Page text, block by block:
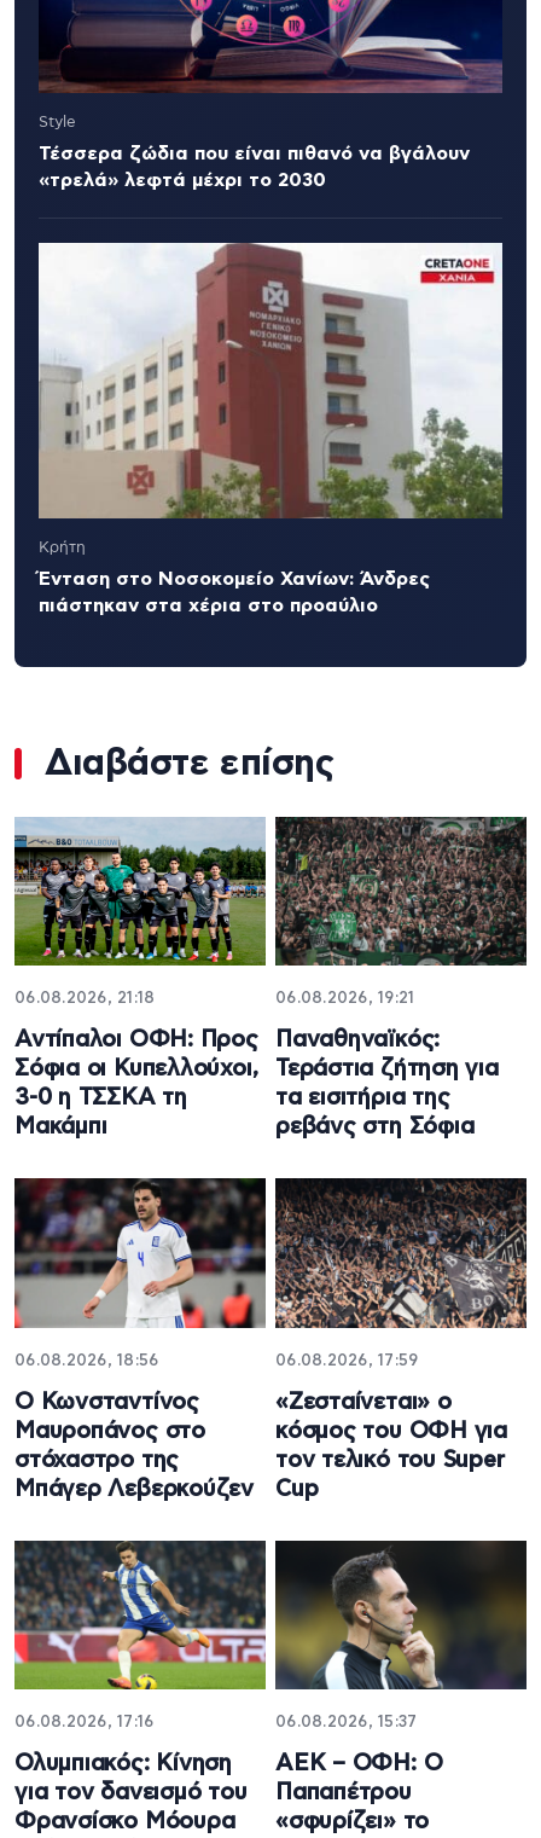
Style
Τέσσερα ζώδια που είναι πιθανό να βγάλουν
«τρελά» λεφτά μέχρι το 2030
Κρήτη
Ένταση στο Νοσοκομείο Χανίων: Άνδρες
πιάστηκαν στα χέρια στο προαύλιο
Διαβάστε επίσης
06.08.2026, 21:18
Αντίπαλοι ΟΦΗ: Προς
Σόφια οι Κυπελλούχοι,
3-0 η ΤΣΣΚΑ τη
Μακάμπι
06.08.2026, 19:21
Παναθηναϊκός:
Τεράστια ζήτηση για
τα εισιτήρια της
ρεβάνς στη Σόφια
06.08.2026, 18:56
Ο Κωνσταντίνος
Μαυροπάνος στο
στόχαστρο της
Μπάγερ Λεβερκούζεν
06.08.2026, 17:59
«Ζεσταίνεται» ο
κόσμος του ΟΦΗ για
τον τελικό του Super
Cup
06.08.2026, 17:16
Ολυμπιακός: Κίνηση
για τον δανεισμό του
Φρανσίσκο Μόουρα
06.08.2026, 15:37
ΑΕΚ – ΟΦΗ: Ο
Παπαπέτρου
«σφυρίζει» το